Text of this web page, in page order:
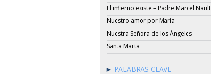
El infierno existe – Padre Marcel Nault
Nuestro amor por María
Nuestra Señora de los Ángeles
Santa Marta
PALABRAS CLAVE